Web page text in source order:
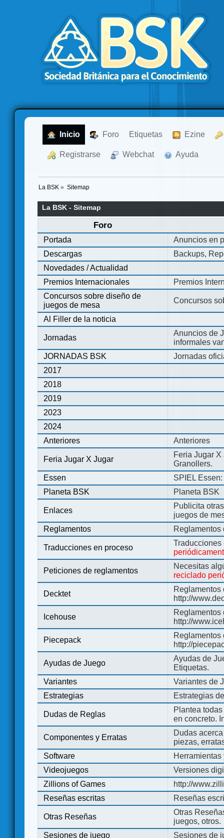
Inicio Foro Etiquetas Ezine
Registrarse Webchat Ayuda
La BSK » Sitemap
La BSK - Sitemap
Foro
Portada
Anuncios en
Descargas
Backups,
Novedades / Actualidad
Premios Internacionales
Premios
Concursos sobre diseño de
juegos de mesa
Concursos
Al Filler de la noticia
Jornadas
Anuncios de
informales
JORNADAS BSK
Jornadas
2017
2018
2019
2023
2024
Anteriores
Anteriores
Feria Jugar X Jugar
Feria Jugar
Granollers.
Essen
SPIEL
Planeta BSK
Planeta BSK
Enlaces
Publicita
juegos de
Reglamentos
Reglamentos
Traducciones en proceso
Peticiones de reglamentos
Necesitas
reciclado
Decktet
Reglamentos
http://
Icehouse
Reglamentos
http://
Piecepack
Reglamentos
http://
Ayudas de Juego
Ayudas de
Etiquetas.
Variantes
Variantes de
Estrategias
Estrategias
Dudas de Reglas
Plantea
en concreto.
Componentes y Erratas
Dudas
piezas,
Software
Videojuegos
Versiones
Zillions of Games
http://
Reseñas escritas
Reseñas
Otras Reseñas
Otras
juegos, otros.
Sesiones de juego
Sesiones de